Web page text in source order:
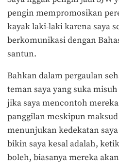
pengin mempromosikan
kayak laki-laki karena saya
berkomunikasi dengan
santun.
Bahkan dalam pergaulan
teman saya yang suka
jika saya mencontoh mereka
panggilan meskipun
menunjukan kedekatan
bikin saya kesal adalah,
boleh, biasanya mereka